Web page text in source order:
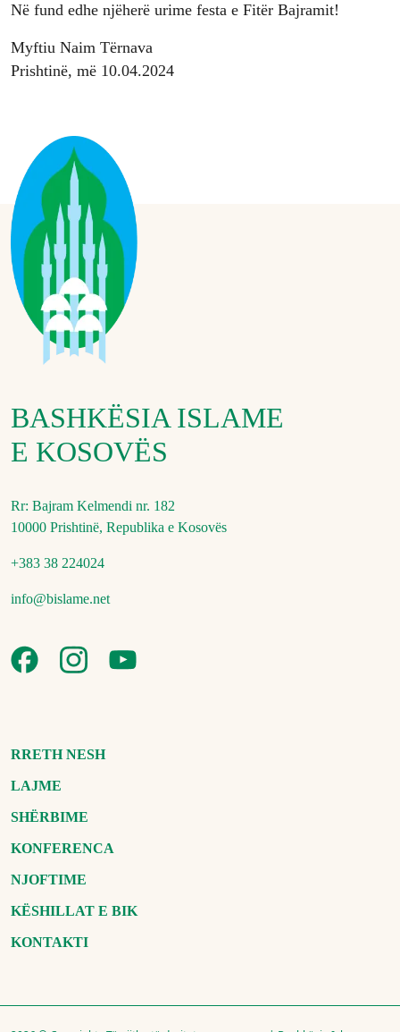
Në fund edhe njëherë urime festa e Fitër Bajramit!
Myftiu Naim Tërnava
Prishtinë, më 10.04.2024
BASHKËSIA ISLAME
E KOSOVËS
Rr: Bajram Kelmendi nr. 182
10000 Prishtinë, Republika e Kosovës
+383 38 224024
info@bislame.net
RRETH NESH
LAJME
SHËRBIME
KONFERENCA
NJOFTIME
KËSHILLAT E BIK
KONTAKTI